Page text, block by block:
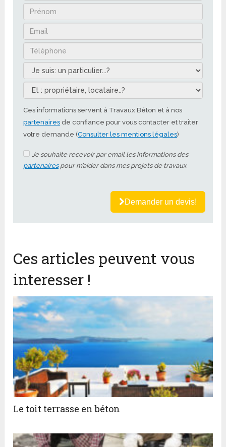
Ces informations servent à Travaux Béton et à nos
partenaires de confiance pour vous contacter et traiter
votre demande (Consulter les mentions légales)
Je souhaite recevoir par email les informations des
partenairespour m’aider dans mes projets de travaux
Demander un devis!
Ces articles peuvent vous
interesser !
Le toit terrasse en béton